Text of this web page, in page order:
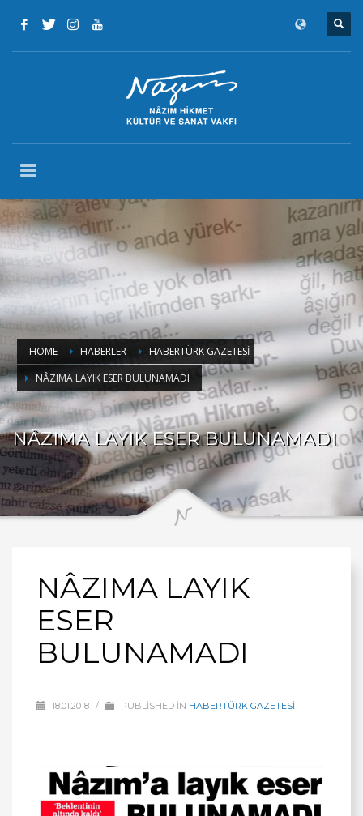
HOME HABERLER
HABERTÜRK GAZETESİ
NÂZIMA LAYIK ESER BULUNAMADI
NÂZIMA LAYIK ESER BULUNAMADI
NÂZIMA LAYIK
ESER
BULUNAMADI
18.01.2018 / PUBLISHED IN HABERTÜRK GAZETESİ